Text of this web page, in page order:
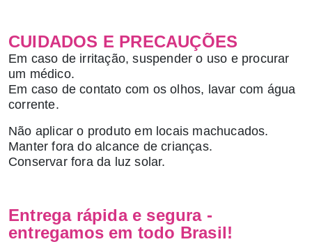
CUIDADOS E PRECAUÇÕES
Em caso de irritação, suspender o uso e procurar
um médico.
Em caso de contato com os olhos, lavar com água
corrente.
Não aplicar o produto em locais machucados.
Manter fora do alcance de crianças.
Conservar fora da luz solar.
Entrega rápida e segura -
entregamos em todo Brasil!